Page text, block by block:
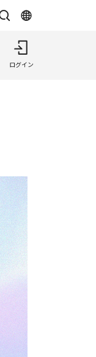
ログイン